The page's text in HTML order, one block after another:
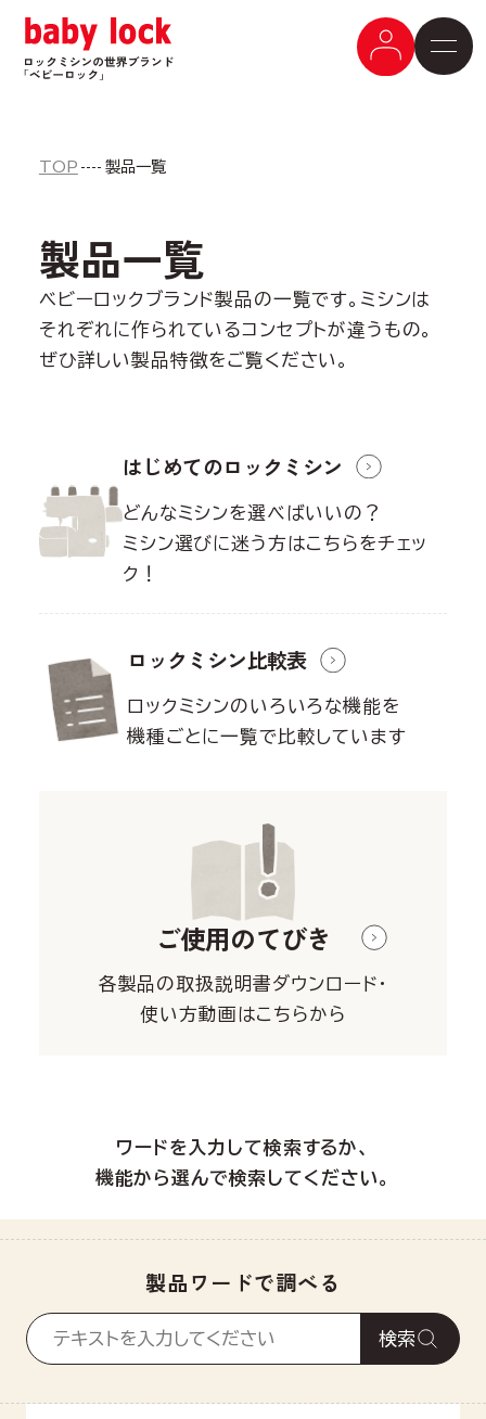
TOP 製品一覧
製品一覧
ベビーロックブランド製品の一覧です。ミシンは
それぞれに作られているコンセプトが違うもの。
ぜひ詳しい製品特徴をご覧ください。
はじめてのロックミシン
どんなミシンを選べばいいの？
ミシン選びに迷う方はこちらをチェッ
ク！
ロックミシン比較表
ロックミシンのいろいろな機能を
機種ごとに一覧で比較しています
ご使用のてびき
各製品の取扱説明書ダウンロード・
使い方動画はこちらから
ワードを入力して検索するか、
機能から選んで検索してください。
製品ワードで調べる
検索